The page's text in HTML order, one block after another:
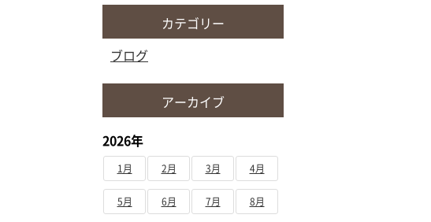
カテゴリー
ブログ
アーカイブ
2026年
1月 2月 3月 4月
5月 6月 7月 8月